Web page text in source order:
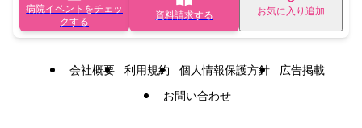
病院イベントをチェッ
クする
資料請求する お気に入り追加
会社概要 利用規約 個人情報保護方針
広告掲載
お問い合わせ